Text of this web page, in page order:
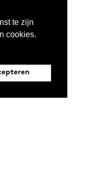
te zijn
cookies.